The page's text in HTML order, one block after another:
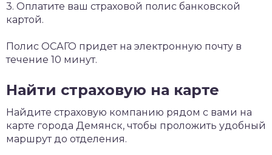
3. Оплатите ваш страховой полис банковской
картой.
Полис ОСАГО придет на электронную почту в
течение 10 минут.
Найти страховую на карте
Найдите страховую компанию рядом с вами на
карте города Демянск, чтобы проложить удобный
маршрут до отделения.